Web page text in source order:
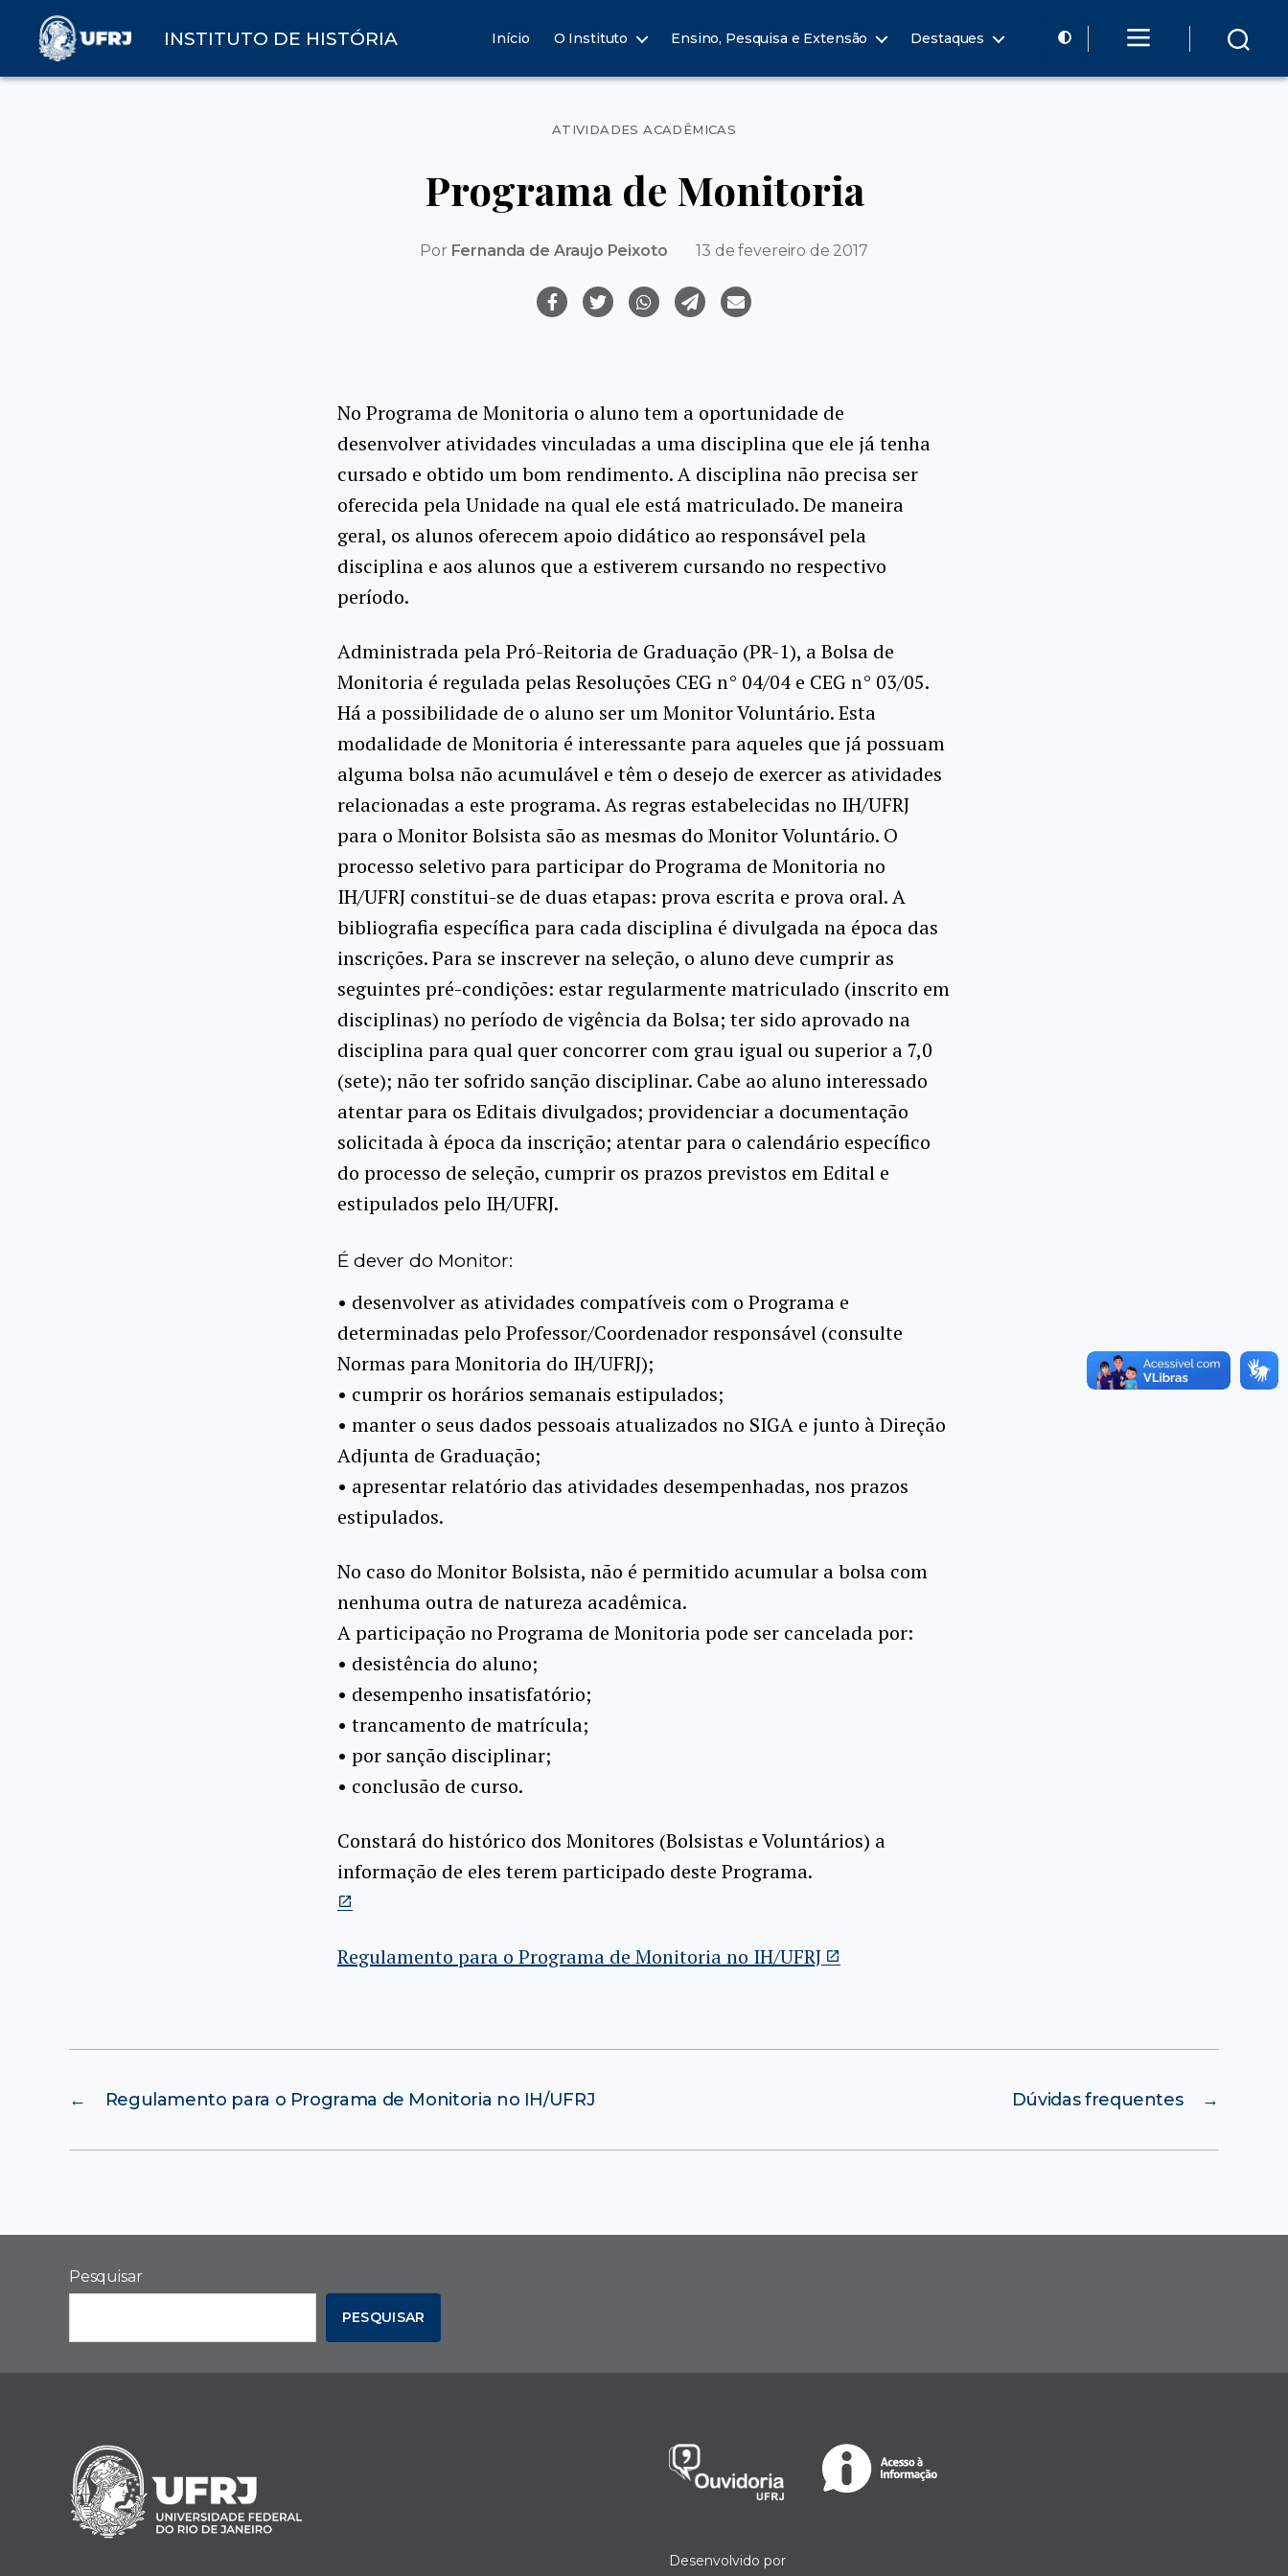
INSTITUTO DE HISTÓRIA Início O Instituto Ensino, Pesquisa e Extensão Destaques
Categorias
ATIVIDADES ACADÊMICAS
Programa de Monitoria
Por Fernanda de Araujo Peixoto 13 de fevereiro de 2017
No Programa de Monitoria o aluno tem a oportunidade de
desenvolver atividades vinculadas a uma disciplina que ele já tenha
cursado e obtido um bom rendimento. A disciplina não precisa ser
oferecida pela Unidade na qual ele está matriculado. De maneira
geral, os alunos oferecem apoio didático ao responsável pela
disciplina e aos alunos que a estiverem cursando no respectivo
período.
Administrada pela Pró-Reitoria de Graduação (PR-1), a Bolsa de
Monitoria é regulada pelas Resoluções CEG n° 04/04 e CEG n° 03/05.
Há a possibilidade de o aluno ser um Monitor Voluntário. Esta
modalidade de Monitoria é interessante para aqueles que já possuam
alguma bolsa não acumulável e têm o desejo de exercer as atividades
relacionadas a este programa. As regras estabelecidas no IH/UFRJ
para o Monitor Bolsista são as mesmas do Monitor Voluntário. O
processo seletivo para participar do Programa de Monitoria no
IH/UFRJ constitui-se de duas etapas: prova escrita e prova oral. A
bibliografia específica para cada disciplina é divulgada na época das
inscrições. Para se inscrever na seleção, o aluno deve cumprir as
seguintes pré-condições: estar regularmente matriculado (inscrito em
disciplinas) no período de vigência da Bolsa; ter sido aprovado na
disciplina para qual quer concorrer com grau igual ou superior a 7,0
(sete); não ter sofrido sanção disciplinar. Cabe ao aluno interessado
atentar para os Editais divulgados; providenciar a documentação
solicitada à época da inscrição; atentar para o calendário específico
do processo de seleção, cumprir os prazos previstos em Edital e
estipulados pelo IH/UFRJ.
É dever do Monitor:
• desenvolver as atividades compatíveis com o Programa e
determinadas pelo Professor/Coordenador responsável (consulte
Normas para Monitoria do IH/UFRJ);
• cumprir os horários semanais estipulados;
• manter o seus dados pessoais atualizados no SIGA e junto à Direção
Adjunta de Graduação;
• apresentar relatório das atividades desempenhadas, nos prazos
estipulados.
No caso do Monitor Bolsista, não é permitido acumular a bolsa com
nenhuma outra de natureza acadêmica.
A participação no Programa de Monitoria pode ser cancelada por:
• desistência do aluno;
• desempenho insatisfatório;
• trancamento de matrícula;
• por sanção disciplinar;
• conclusão de curso.
Constará do histórico dos Monitores (Bolsistas e Voluntários) a
informação de eles terem participado deste Programa.
Regulamento para o Programa de Monitoria no IH/UFRJ
← Regulamento para o Programa de Monitoria no IH/UFRJ →
Dúvidas frequentes
Pesquisar
PESQUISAR
Desenvolvido por